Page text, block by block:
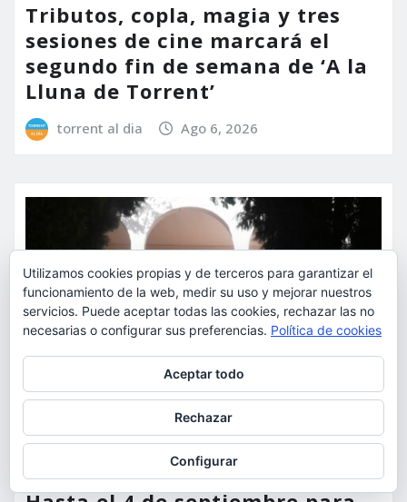
Tributos, copla, magia y tres
sesiones de cine marcará el
segundo fin de semana de ‘A la
Lluna de Torrent’
torrent al dia Ago 6, 2026
DEPORTES
Utilizamos cookies propias y de terceros para garantizar el
funcionamiento de la web, medir su uso y mejorar nuestros
servicios. Puede aceptar todas las cookies, rechazar las no
necesarias o configurar sus preferencias. Política de cookies
Aceptar todo
Rechazar
Configurar
Para obtener más información, incluido cómo gestionar las cookies,